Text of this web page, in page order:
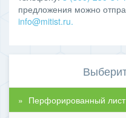
предложения можно
info@mitist.ru.
Перфорированный лист